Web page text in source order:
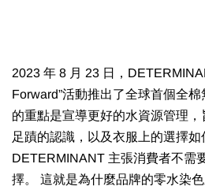
2023 年 8 月 23 日，
Forward”活動推出了全球首個全
的重點是宣導更好的水資源管理
足蹟的認識，以及衣服上的選擇如
DETERMINANT 主張消費者不需
擇。 這就是為什麼品牌的零水染